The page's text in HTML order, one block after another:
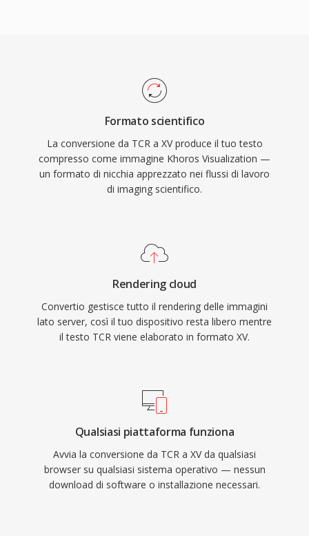
Formato scientifico
La conversione da TCR a XV produce il tuo testo
compresso come immagine Khoros Visualization —
un formato di nicchia apprezzato nei flussi di lavoro
di imaging scientifico.
Rendering cloud
Convertio gestisce tutto il rendering delle immagini
lato server, così il tuo dispositivo resta libero mentre
il testo TCR viene elaborato in formato XV.
Qualsiasi piattaforma funziona
Avvia la conversione da TCR a XV da qualsiasi
browser su qualsiasi sistema operativo — nessun
download di software o installazione necessari.